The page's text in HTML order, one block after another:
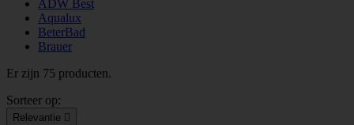
ADW Best
Aqualux
BeterBad
Brauer
Er zijn 75 producten.
Sorteer op:
Relevantie 